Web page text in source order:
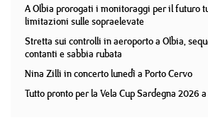
A Olbia prorogati i monitoraggi per il futuro
limitazioni sulle sopraelevate
Stretta sui controlli in aeroporto a Olbia,
contanti e sabbia rubata
Nina Zilli in concerto lunedì a Porto Cervo
Tutto pronto per la Vela Cup Sardegna 2026